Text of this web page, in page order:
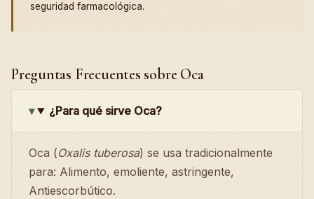
seguridad farmacológica.
Preguntas Frecuentes sobre Oca
¿Para qué sirve Oca?
Oca (Oxalis tuberosa) se usa tradicionalmente
para: Alimento, emoliente, astringente,
Antiescorbútico.